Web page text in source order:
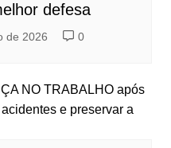
defesa
de 2026 0